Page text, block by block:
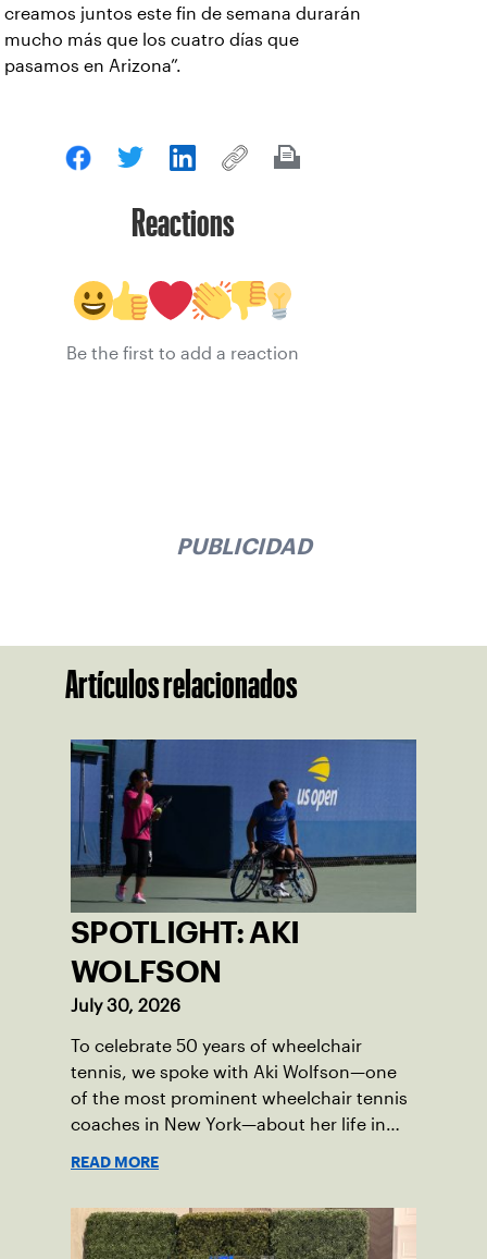
creamos juntos este fin de semana durarán
mucho más que los cuatro días que
pasamos en Arizona”.
Reactions
Be the first to add a reaction
PUBLICIDAD
Artículos relacionados
SPOTLIGHT: AKI
WOLFSON
July 30, 2026
To celebrate 50 years of wheelchair
tennis, we spoke with Aki Wolfson—one
of the most prominent wheelchair tennis
coaches in New York—about her life in
READ MORE